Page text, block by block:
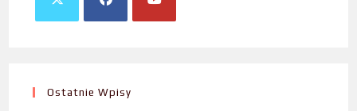
Ostatnie Wpisy